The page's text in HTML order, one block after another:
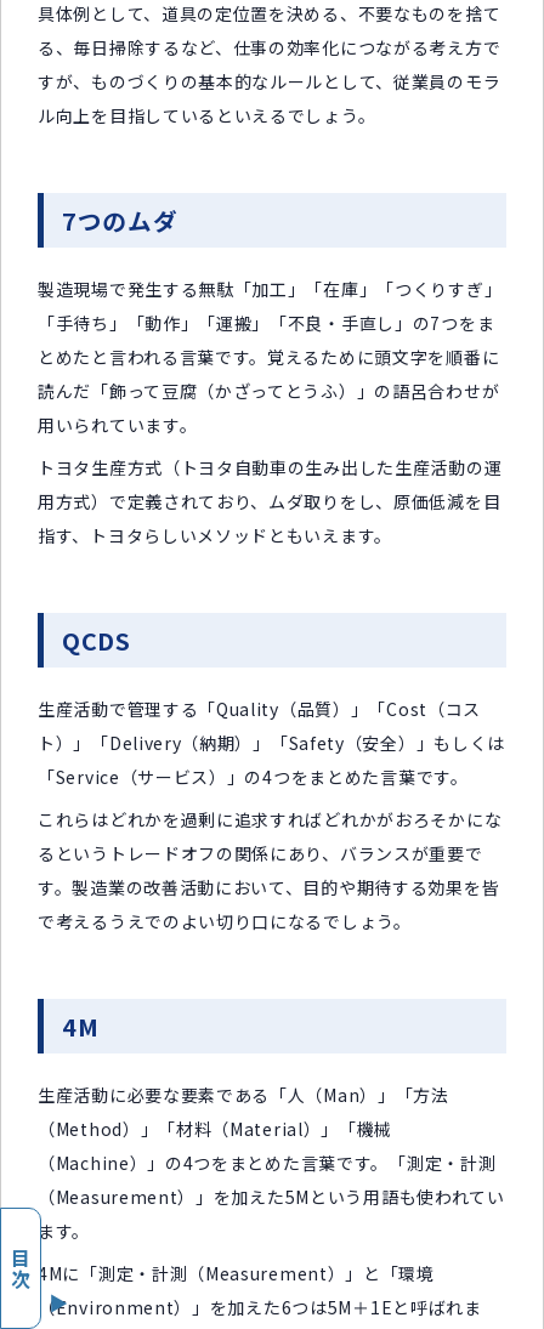
目次
具体例として、道具の定位置を決める、不要なものを捨て
る、毎日掃除するなど、仕事の効率化につながる考え方で
すが、ものづくりの基本的なルールとして、従業員のモラ
ル向上を目指しているといえるでしょう。
7つのムダ
製造現場で発生する無駄「加工」「在庫」「つくりすぎ」
「手待ち」「動作」「運搬」「不良・手直し」の7つをま
とめたと言われる言葉です。覚えるために頭文字を順番に
読んだ「飾って豆腐（かざってとうふ）」の語呂合わせが
用いられています。
トヨタ生産方式（トヨタ自動車の生み出した生産活動の運
用方式）で定義されており、ムダ取りをし、原価低減を目
指す、トヨタらしいメソッドともいえます。
QCDS
生産活動で管理する「Quality（品質）」「Cost（コス
ト）」「Delivery（納期）」「Safety（安全）」もしくは
「Service（サービス）」の4つをまとめた言葉です。
これらはどれかを過剰に追求すればどれかがおろそかにな
るというトレードオフの関係にあり、バランスが重要で
す。製造業の改善活動において、目的や期待する効果を皆
で考えるうえでのよい切り口になるでしょう。
4M
生産活動に必要な要素である「人（Man）」「方法
（Method）」「材料（Material）」「機械
（Machine）」の4つをまとめた言葉です。「測定・計測
（Measurement）」を加えた5Mという用語も使われてい
ます。
4Mに「測定・計測（Measurement）」と「環境
（Environment）」を加えた6つは5M＋1Eと呼ばれま